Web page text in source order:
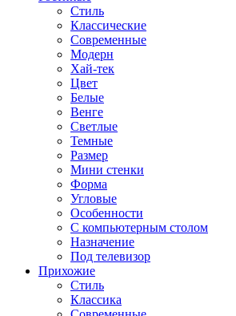
Стиль
Классические
Современные
Модерн
Хай-тек
Цвет
Белые
Венге
Светлые
Темные
Размер
Мини стенки
Форма
Угловые
Особенности
С компьютерным столом
Назначение
Под телевизор
Прихожие
Стиль
Классика